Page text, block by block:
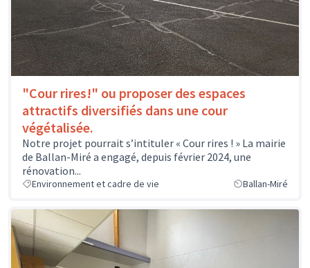
"Cour rires!" ou proposer des espaces
attractifs diversifiés dans une cour
végétalisée.
Notre projet pourrait s’intituler « Cour rires ! » La mairie
de Ballan-Miré a engagé, depuis février 2024, une
rénovation...
Environnement et cadre de vie Ballan-Miré